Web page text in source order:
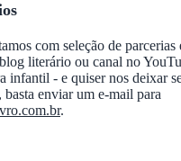
com seleção de parcerias
literário ou canal no
infantil - e quiser nos deixar
basta enviar um e-mail para
.